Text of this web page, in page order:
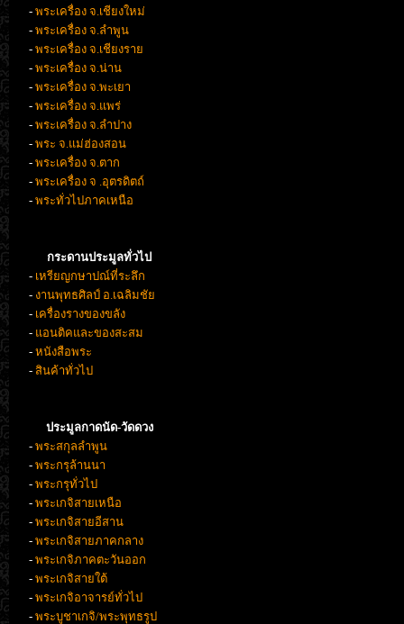
- พระเครื่อง จ.เชียงใหม่
- พระเครื่อง จ.ลำพูน
- พระเครื่อง จ.เชียงราย
- พระเครื่อง จ.น่าน
- พระเครื่อง จ.พะเยา
- พระเครื่อง จ.แพร่
- พระเครื่อง จ.ลำปาง
- พระ จ.แม่ฮ่องสอน
- พระเครื่อง จ.ตาก
- พระเครื่อง จ .อุตรดิตถ์
- พระทั่วไปภาคเหนือ
กระดานประมูลทั่วไป
- เหรียญกษาปณ์ที่ระลึก
- งานพุทธศิลป์ อ.เฉลิมชัย
- เครื่องรางของขลัง
- แอนติคและของสะสม
- หนังสือพระ
- สินค้าทั่วไป
ประมูลกาดนัด-วัดดวง
- พระสกุลลำพูน
- พระกรุล้านนา
- พระกรุทั่วไป
- พระเกจิสายเหนือ
- พระเกจิสายอีสาน
- พระเกจิสายภาคกลาง
- พระเกจิภาคตะวันออก
- พระเกจิสายใต้
- พระเกจิอาจารย์ทั่วไป
- พระบูชาเกจิ/พระพุทธรูป